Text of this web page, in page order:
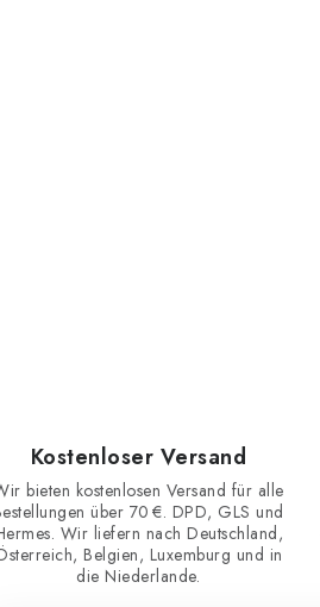
Kostenloser Versand
bieten kostenlosen Versand für alle
über 70 €. DPD, GLS und
Wir liefern nach Deutschland,
Belgien, Luxemburg und in
die Niederlande.